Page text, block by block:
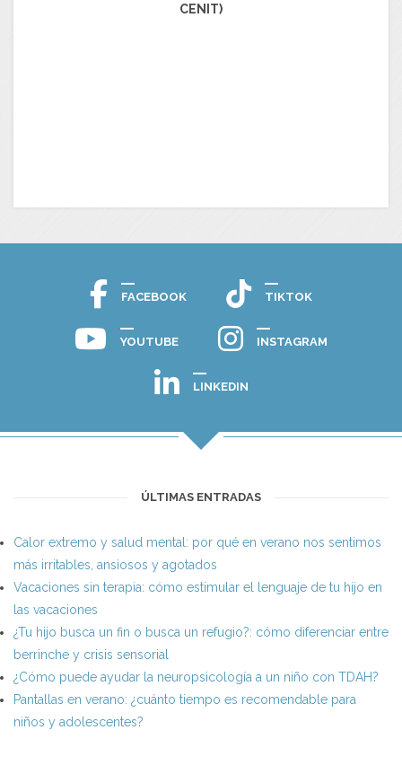
CENIT)
FACEBOOK TIKTOK
YOUTUBE INSTAGRAM
LINKEDIN
ÚLTIMAS ENTRADAS
Calor extremo y salud mental: por qué en verano nos sentimos
más irritables, ansiosos y agotados
Vacaciones sin terapia: cómo estimular el lenguaje de tu hijo en
las vacaciones
¿Tu hijo busca un fin o busca un refugio?: cómo diferenciar entre
berrinche y crisis sensorial
¿Cómo puede ayudar la neuropsicología a un niño con TDAH?
Pantallas en verano: ¿cuánto tiempo es recomendable para
niños y adolescentes?